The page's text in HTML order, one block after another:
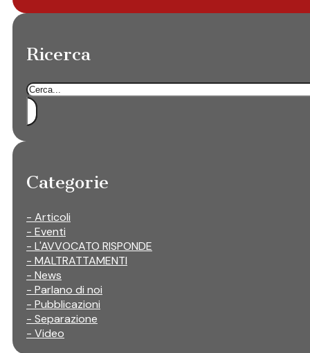
Ricerca
Cerca
Categorie
- Articoli
- Eventi
- L'AVVOCATO RISPONDE
- MALTRATTAMENTI
- News
- Parlano di noi
- Pubblicazioni
- Separazione
- Video